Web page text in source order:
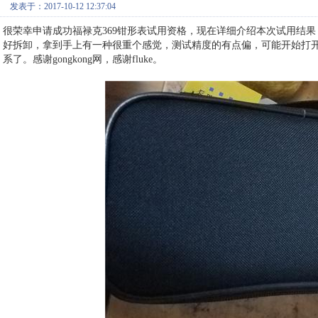
发表于：2017-10-12 12:37:04
很荣幸申请成功福禄克369钳形表试用资格，现在详细介绍本次试用结
好拆卸，拿到手上有一种很重个感觉，测试精度的有点偏，可能开始
系了。感谢gongkong网，感谢fluke。